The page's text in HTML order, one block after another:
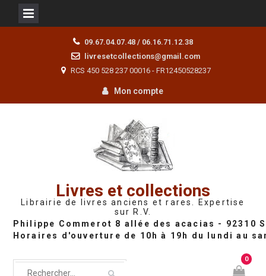
09.67.04.07.48 / 06.16.71.12.38
livresetcollections@gmail.com
RCS 450 528 237 00016 - FR12450528237
Mon compte
Livres et collections
Librairie de livres anciens et rares. Expertise
sur R.V.
0